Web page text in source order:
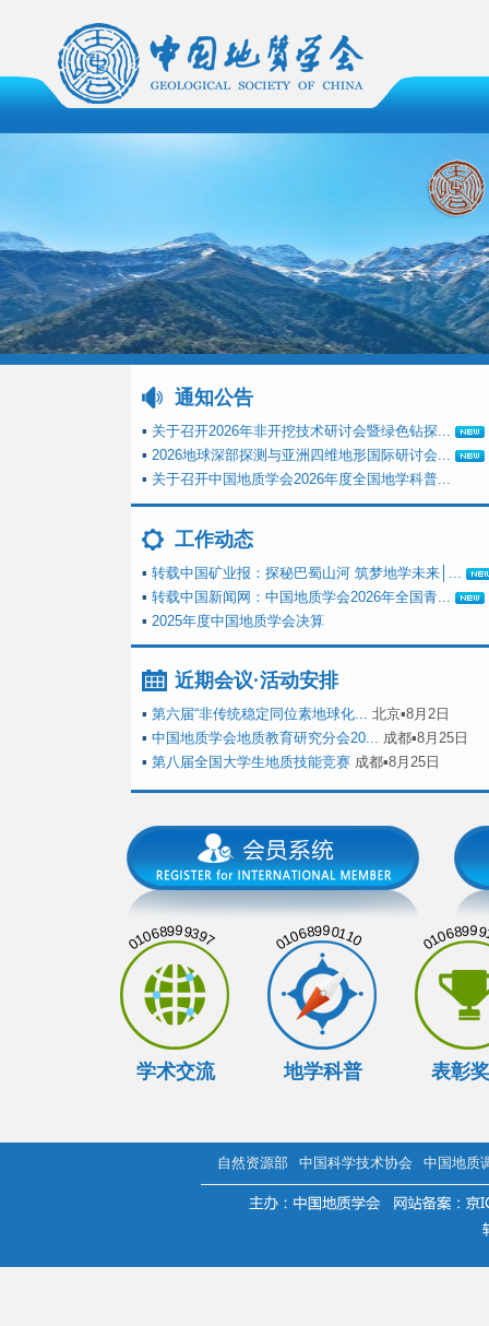
通知公告
▪ 关于召开2026年非开挖技术研讨会暨绿色钻探...
▪ 2026地球深部探测与亚洲四维地形国际研讨会...
▪ 关于召开中国地质学会2026年度全国地学科普...
工作动态
▪ 转载中国矿业报：探秘巴蜀山河 筑梦地学未来│...
▪ 转载中国新闻网：中国地质学会2026年全国青...
▪ 2025年度中国地质学会决算
近期会议·活动安排
▪ 第六届“非传统稳定同位素地球化... 北京▪8月2日
▪ 中国地质学会地质教育研究分会20... 成都▪8月25日
▪ 第八届全国大学生地质技能竞赛 成都▪8月25日
01068999397
学术交流
01068990110
地学科普 表彰
自然资源部 中国科学技术协会 中国地质
.